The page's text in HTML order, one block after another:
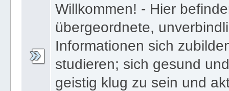
Willkommen! - Hier
übergeordnete,
Informationen sich
studieren; sich gesund
geistig klug zu sein und